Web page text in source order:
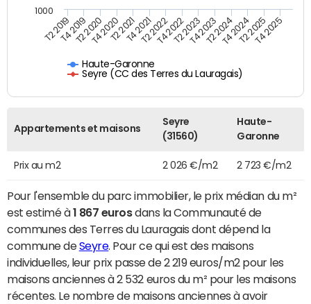
Haute-Garonne
Seyre (CC des Terres du Lauragais)
T2 2019T4 2019T2 2020T4 2020T2 2021T4 2021T2 2022T4 2022T2 2023T4 2023T2 2024T4 2024T2 2025T4 2025
1000
Appartements et maisons
Seyre
(31560)
Haute-
Garonne
Prix au m2 2 026 €/m2 2 723 €/m2
Pour l'ensemble du parc immobilier, le prix médian du m²
est estimé à1 867 eurosdans la Communauté de
communes des Terres du Lauragais dont dépend la
commune deSeyre. Pour ce qui est des maisons
individuelles, leur prix passe de 2 219 euros/m2 pour les
maisons anciennes à 2 532 euros du m² pour les maisons
récentes. Le nombre de maisons anciennes à avoir